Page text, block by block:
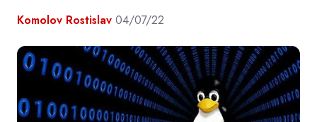
Komolov Rostislav 04/07/22